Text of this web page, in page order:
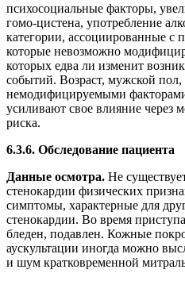
психосоциальные факторы,
гомо-цистена, употребление
категории, ассоциированные
которые невозможно
которых едва ли изменит
событий. Возраст, мужской
немодифицируемыми
усиливают свое влияние
риска.
6.3.6. Обследование пациента
Данные осмотра. Не
стенокардии физических
симптомы, характерные для
стенокардии. Во время
бледен, подавлен. Кожные
аускультации иногда можно
и шум кратковременной